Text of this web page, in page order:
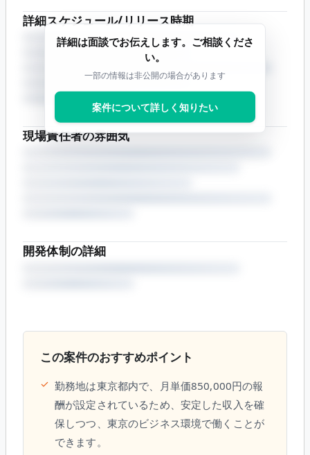
詳細スケジュール/リリース時期
現場責任者の雰囲気
開発体制の詳細
詳細は面談でお伝えします。ご相談くださ
い。
一部の情報は非公開の場合があります
案件について詳しく知りたい
この案件のおすすめポイント
✓ 勤務地は東京都内で、月単価850,000円の報
酬が設定されているため、安定した収入を確
保しつつ、東京のビジネス環境で働くことが
できます。